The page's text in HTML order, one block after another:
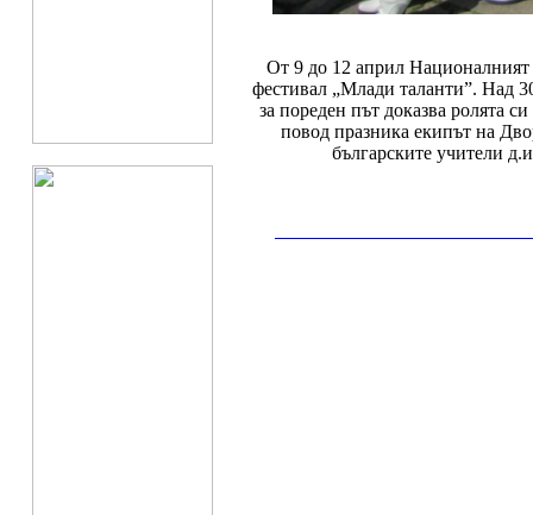
От 9 до 12 април
фестивал „Млади таланти”. Над
за пореден път доказва ролята
повод празника екипът на
българските учители